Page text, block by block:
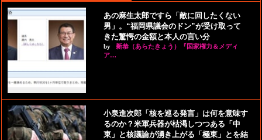
あの麻生太郎ですら「敵に回したくない
男」。“福岡県議会のドン”が受け取って
きた驚愕の金額と本人の言い分
by
新恭（あらたきょう）『国家権力＆メディ
ア…
小泉進次郎「核を巡る発言」は何を意味す
るのか？米軍兵器が枯渇しつつある「中
東」と核議論が湧き上がる「極東」とを結